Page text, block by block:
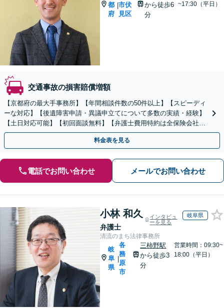
都
府
|市伏
見区
から徒歩6
分
~17:30（平日）
交通事故の損害賠償増額
【京都府の最大手事務所】【年間相談件数の50件以上】【スピーディ
ーな対応】【後遺障害申請・異議申立てについて多数の実績・経験】
【土日対応可能】【初回面談無料】【弁護士費用特約は全保険会社対
応】
料金表を見る
電話でお問い合わせ メールでお問い合わせ
小林 和久
弁護士
インタビュ
ーを見る
岐阜県
清流のまち法律事務所
岐
阜
県
|
各
務
原
市
三柿野駅
から徒歩3
分
営業時間：09:30~
18:00（平日）